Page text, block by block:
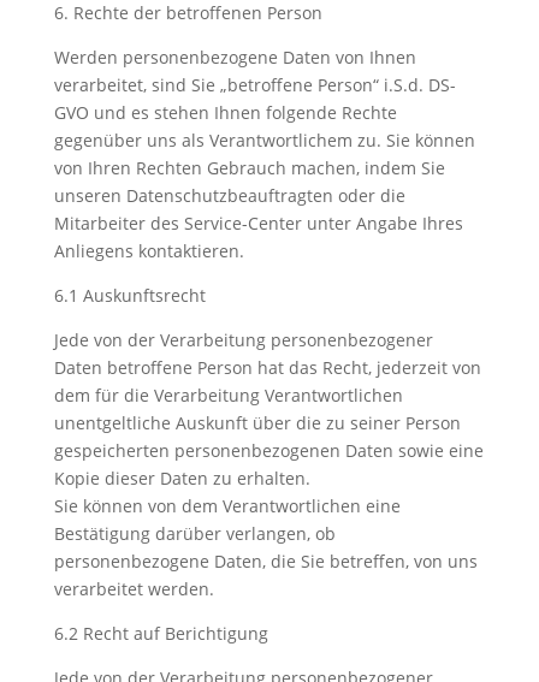
6. Rechte der betroffenen Person
Werden personenbezogene Daten von Ihnen
verarbeitet, sind Sie „betroffene Person“ i.S.d. DS-
GVO und es stehen Ihnen folgende Rechte
gegenüber uns als Verantwortlichem zu. Sie können
von Ihren Rechten Gebrauch machen, indem Sie
unseren Datenschutzbeauftragten oder die
Mitarbeiter des Service-Center unter Angabe Ihres
Anliegens kontaktieren.
6.1 Auskunftsrecht
Jede von der Verarbeitung personenbezogener
Daten betroffene Person hat das Recht, jederzeit von
dem für die Verarbeitung Verantwortlichen
unentgeltliche Auskunft über die zu seiner Person
gespeicherten personenbezogenen Daten sowie eine
Kopie dieser Daten zu erhalten.
Sie können von dem Verantwortlichen eine
Bestätigung darüber verlangen, ob
personenbezogene Daten, die Sie betreffen, von uns
verarbeitet werden.
6.2 Recht auf Berichtigung